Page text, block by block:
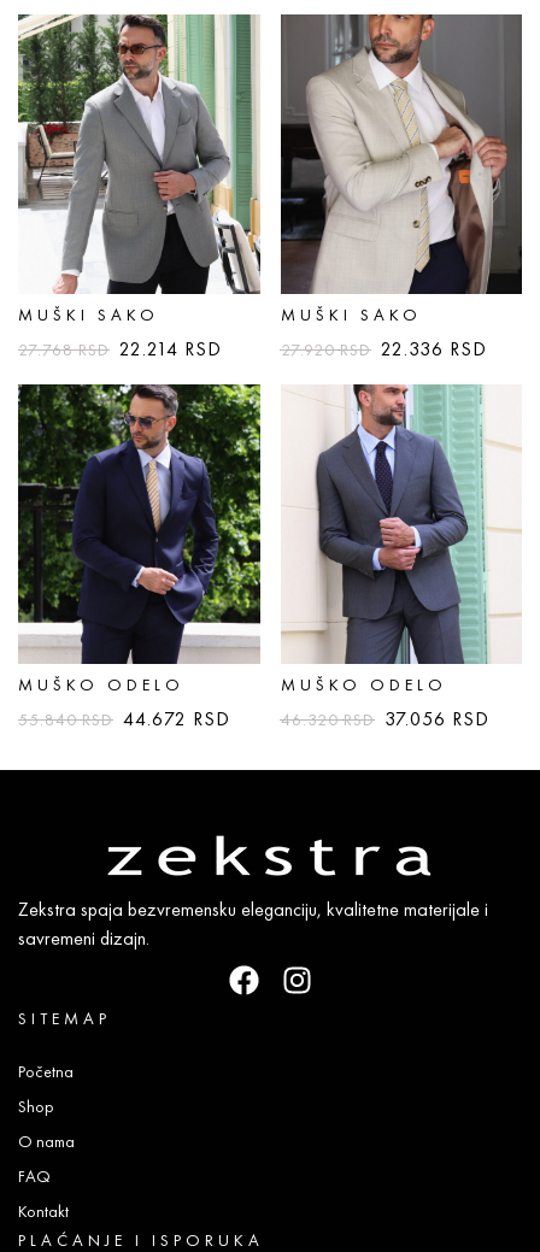
MUŠKI SAKO
27.768RSD 22.214 RSD
MUŠKI SAKO
27.920RSD 22.336 RSD
MUŠKO ODELO
55.840RSD 44.672 RSD
MUŠKO ODELO
46.320RSD 37.056 RSD
Zekstra spaja bezvremensku eleganciju, kvalitetne materijale i
savremeni dizajn.
SITEMAP
Početna
Shop
O nama
FAQ
Kontakt
PLAĆANJE I ISPORUKA